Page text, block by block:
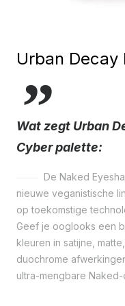
Urban Decay
Wat zegt Urban
Cyber palette:
De Naked
nieuwe veganistische
op toekomstige
Geef je ooglooks een
kleuren in satijne,
duochrome
ultra-mengbare